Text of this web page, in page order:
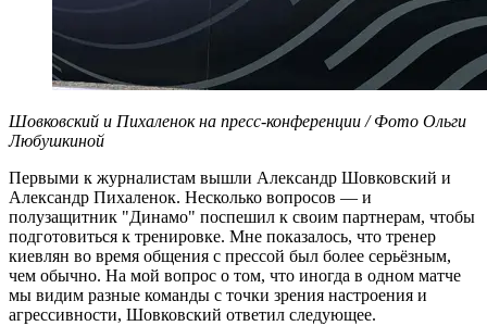
Шовковский и Пихаленок на пресс-конференции / Фото Ольги
Любушкиной
Первыми к журналистам вышли Александр Шовковский и
Александр Пихаленок. Несколько вопросов — и
полузащитник "Динамо" поспешил к своим партнерам, чтобы
подготовиться к тренировке. Мне показалось, что тренер
киевлян во время общения с прессой был более серьёзным,
чем обычно. На мой вопрос о том, что иногда в одном матче
мы видим разные команды с точки зрения настроения и
агрессивности, Шовковский ответил следующее.